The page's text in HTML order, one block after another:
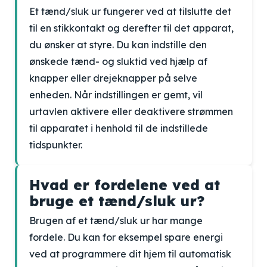
Et tænd/sluk ur fungerer ved at tilslutte det
til en stikkontakt og derefter til det apparat,
du ønsker at styre. Du kan indstille den
ønskede tænd- og sluktid ved hjælp af
knapper eller drejeknapper på selve
enheden. Når indstillingen er gemt, vil
urtavlen aktivere eller deaktivere strømmen
til apparatet i henhold til de indstillede
tidspunkter.
Hvad er fordelene ved at
bruge et tænd/sluk ur?
Brugen af et tænd/sluk ur har mange
fordele. Du kan for eksempel spare energi
ved at programmere dit hjem til automatisk